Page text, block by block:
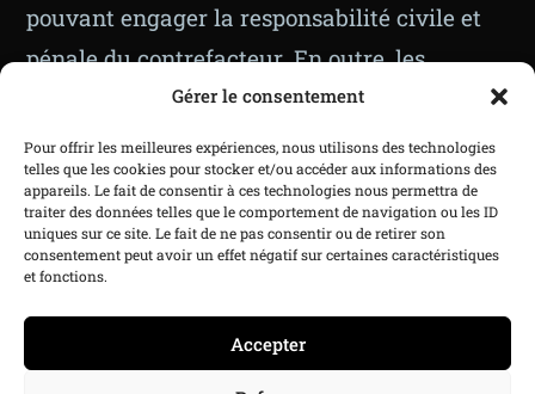
Gérer le consentement
Pour offrir les meilleures expériences, nous utilisons des technologies
telles que les cookies pour stocker et/ou accéder aux informations des
appareils. Le fait de consentir à ces technologies nous permettra de
traiter des données telles que le comportement de navigation ou les ID
uniques sur ce site. Le fait de ne pas consentir ou de retirer son
consentement peut avoir un effet négatif sur certaines caractéristiques
et fonctions.
Accepter
pouvant engager la responsabilité civile et
pénale du contrefacteur. En outre, les
propriétaires des contenus copiés pourraient
intenter une action en justice à votre
encontre.
Hébergeur
57200 Sarreguemines